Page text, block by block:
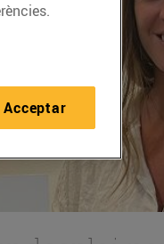
Acceptar